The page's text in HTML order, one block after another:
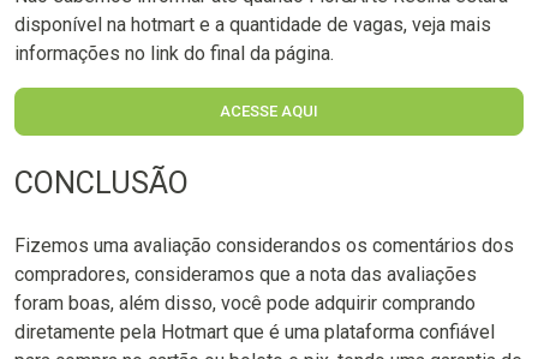
disponível na hotmart e a quantidade de vagas, veja mais
informações no link do final da página.
ACESSE AQUI
CONCLUSÃO
Fizemos uma avaliação considerandos os comentários dos
compradores, consideramos que a nota das avaliações
foram boas, além disso, você pode adquirir comprando
diretamente pela Hotmart que é uma plataforma confiável